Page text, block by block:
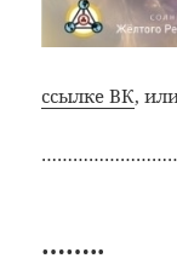
ссылке ВК,
……..